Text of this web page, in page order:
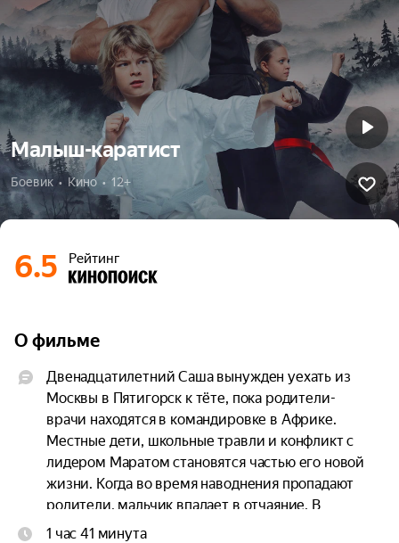
Малыш-каратист
Боевик  •  Кино  •  12+
6.5 Рейтинг
О фильме
Двенадцатилетний Саша вынужден уехать из
Москвы в Пятигорск к тёте, пока родители-
врачи находятся в командировке в Африке.
Местные дети, школьные травли и конфликт с
лидером Маратом становятся частью его новой
жизни. Когда во время наводнения пропадают
родители, мальчик впадает в отчаяние. В
поисках силы он находит увлечение — карате,
1 час 41 минута